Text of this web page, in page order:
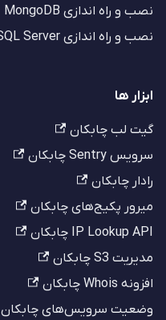
نصب و راه اندازی MongoDB
نصب و راه اندازی SQL Server
ابزار ها
گیت لب چابکان
سرویس Sentry چابکان
رادار چابکان
میرور پکیج‌های چابکان
IP Lookup API چابکان
مدیریت S3 چابکان
افزونه Whois چابکان
وضعیت سرویس‌های چابکان